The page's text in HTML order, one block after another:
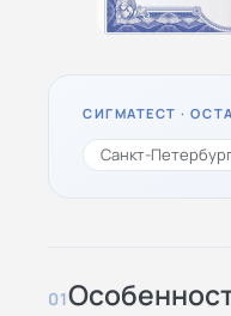
СИГМАТЕСТ ·
Санкт-
01